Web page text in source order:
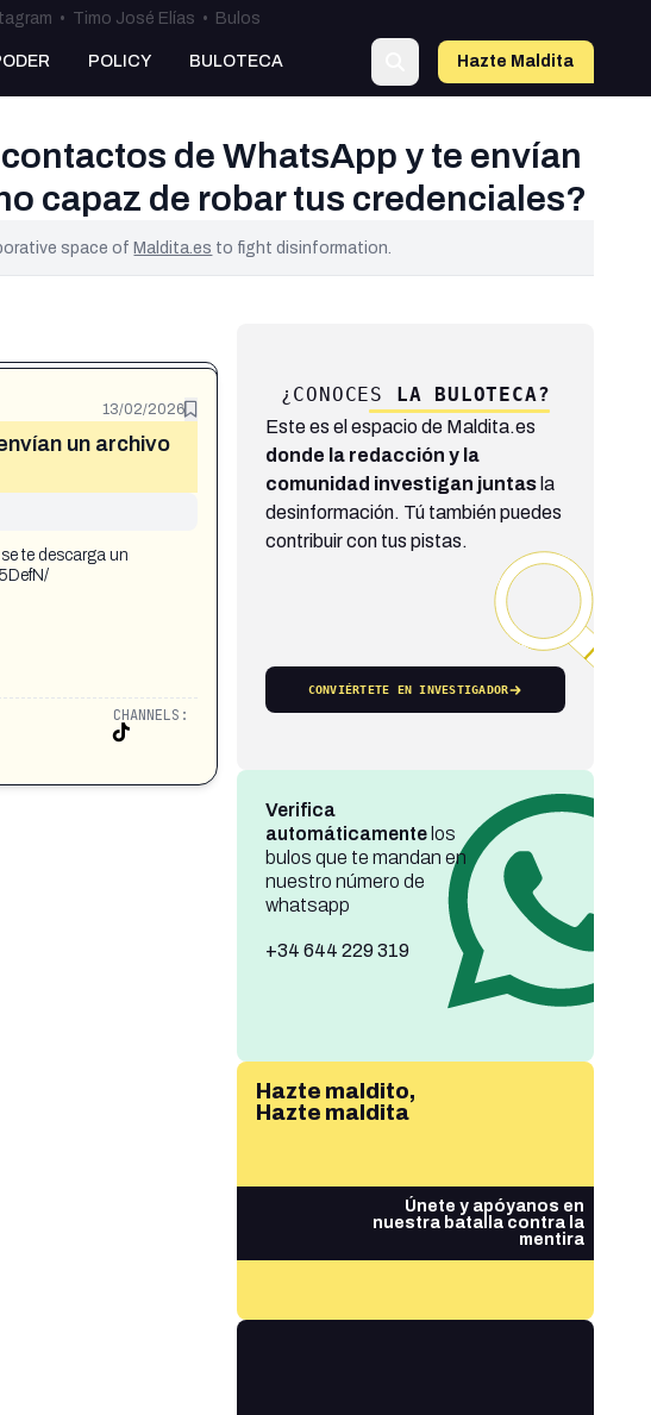
• Timo José Elías • Bulos
POLICY BULOTECA Hazte Maldita
de WhatsApp y te envían
capaz de robar tus credenciales?
space ofMaldita.es to fight disinformation.
13/02/2026
un archivo
te descarga un
CHANNELS:
¿CONOCES LA BULOTECA?
Este es el espacio de Maldita.es
donde la redacción y la
comunidad investigan juntasla
desinformación. Tú también puedes
contribuir con tus pistas.
CONVIÉRTETE EN INVESTIGADOR
Verifica
automáticamentelos
bulos que te mandan en
nuestro número de
whatsapp
+34 644 229 319
Hazte maldito,
Hazte maldita
Únete y apóyanos en
nuestra batalla contra la
mentira